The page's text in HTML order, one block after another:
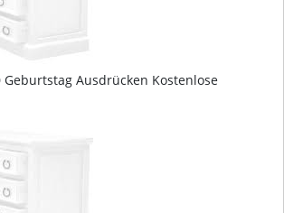
Geburtstag Ausdrücken Kostenlose